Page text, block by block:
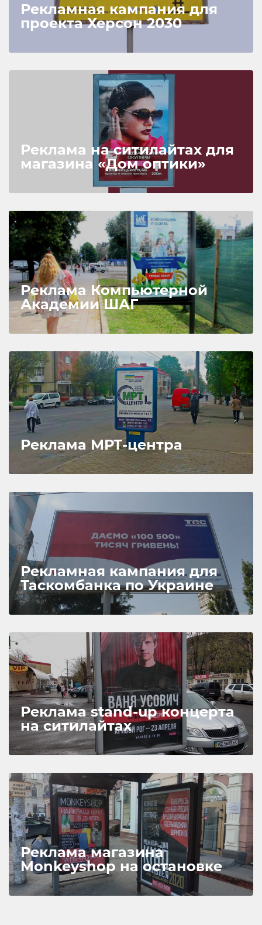
Рекламная кампания для
проекта Херсон 2030
Реклама на ситилайтах для
магазина «Дом оптики»
Реклама Компьютерной
Академии ШАГ
Реклама МРТ-центра
Рекламная кампания для
Таскомбанка по Украине
Реклама stand-up концерта
на ситилайтах
Реклама магазина
Monkeyshop на остановке